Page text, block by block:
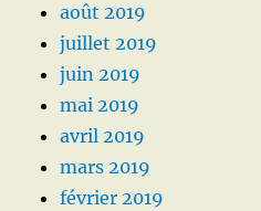
août 2019
juillet 2019
juin 2019
mai 2019
avril 2019
mars 2019
février 2019